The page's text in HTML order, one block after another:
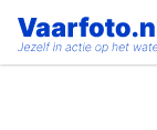
Spring
naar